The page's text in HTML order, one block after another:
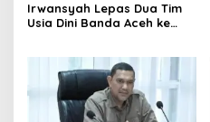
Irwansyah Lepas Dua Tim
Usia Dini Banda Aceh ke